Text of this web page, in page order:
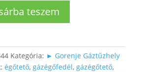
teszem
Kategória: ► Gorenje Gáztűzhely
égőtető,gázégőfedél,gázégőtető,